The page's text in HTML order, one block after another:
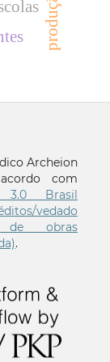
Archeion
com
3.0 Brasil
vedado
de obras
.